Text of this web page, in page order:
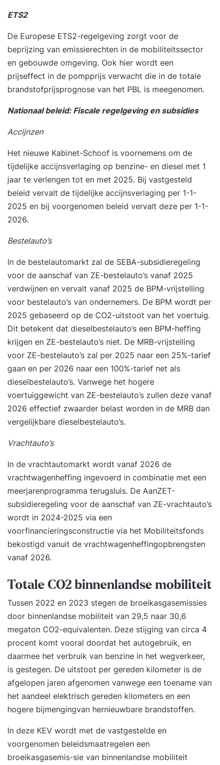
ETS2
De Europese ETS2-regelgeving zorgt voor de
beprijzing van emissierechten in de mobiliteitssector
en gebouwde omgeving. Ook hier wordt een
prijseffect in de pompprijs verwacht die in de totale
brandstofprijsprognose van het PBL is meegenomen.
Nationaal beleid: Fiscale regelgeving en subsidies
Accijnzen
Het nieuwe Kabinet-Schoof is voornemens om de
tijdelijke accijnsverlaging op benzine- en diesel met 1
jaar te verlengen tot en met 2025. Bij vastgesteld
beleid vervalt de tijdelijke accijnsverlaging per 1-1-
2025 en bij voorgenomen beleid vervalt deze per 1-1-
2026.
Bestelauto’s
In de bestelautomarkt zal de SEBA-subsidieregeling
voor de aanschaf van ZE-bestelauto’s vanaf 2025
verdwijnen en vervalt vanaf 2025 de BPM-vrijstelling
voor bestelauto’s van ondernemers. De BPM wordt per
2025 gebaseerd op de CO2-uitstoot van het voertuig.
Dit betekent dat dieselbestelauto’s een BPM-heffing
krijgen en ZE-bestelauto’s niet. De MRB-vrijstelling
voor ZE-bestelauto’s zal per 2025 naar een 25%-tarief
gaan en per 2026 naar een 100%-tarief net als
dieselbestelauto’s. Vanwege het hogere
voertuiggewicht van ZE-bestelauto’s zullen deze vanaf
2026 effectief zwaarder belast worden in de MRB dan
vergelijkbare dieselbestelauto’s.
Vrachtauto’s
In de vrachtautomarkt wordt vanaf 2026 de
vrachtwagenheffing ingevoerd in combinatie met een
meerjarenprogramma terugsluis. De AanZET-
subsidieregeling voor de aanschaf van ZE-vrachtauto’s
wordt in 2024-2025 via een
voorfinancieringsconstructie via het Mobiliteitsfonds
bekostigd vanuit de vrachtwagenheffingopbrengsten
vanaf 2026.
Totale CO2 binnenlandse mobiliteit
Tussen 2022 en 2023 stegen de broeikasgasemissies
door binnenlandse mobiliteit van 29,5 naar 30,6
megaton CO2-equivalenten. Deze stijging van circa 4
procent komt vooral doordat het autogebruik, en
daarmee het verbruik van benzine in het wegverkeer,
is gestegen. De uitstoot per gereden kilometer is de
afgelopen jaren afgenomen vanwege een toename van
het aandeel elektrisch gereden kilometers en een
hogere bijmengingvan hernieuwbare brandstoffen.
In deze KEV wordt met de vastgestelde en
voorgenomen beleidsmaatregelen een
broeikasgasemis-sie van binnenlandse mobiliteit